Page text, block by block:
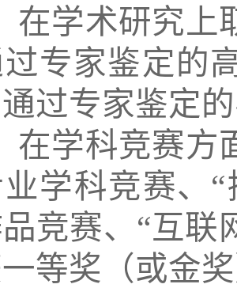
在学术研究上
专家鉴定的
过专家鉴定
在学科竞赛方
业学科竞赛、
竞赛、“互联
等奖（或金